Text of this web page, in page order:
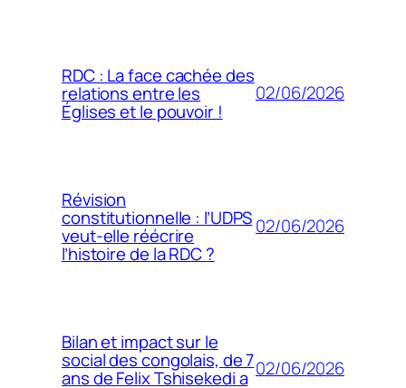
RDC : La face cachée des
relations entre les
Églises et le pouvoir !
02/06/2026
Révision
constitutionnelle : l’UDPS
veut-elle réécrire
l’histoire de la RDC ?
02/06/2026
Bilan et impact sur le
social des congolais, de 7
ans de Felix Tshisekedi a 02/06/2026